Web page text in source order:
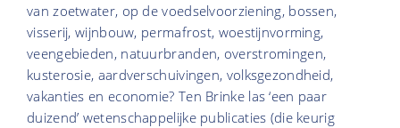
van zoetwater, op de voedselvoorziening, bossen,
visserij, wijnbouw, permafrost, woestijnvorming,
veengebieden, natuurbranden, overstromingen,
kusterosie, aardverschuivingen, volksgezondheid,
vakanties en economie? Ten Brinke las ‘een paar
duizend’ wetenschappelijke publicaties (die keurig